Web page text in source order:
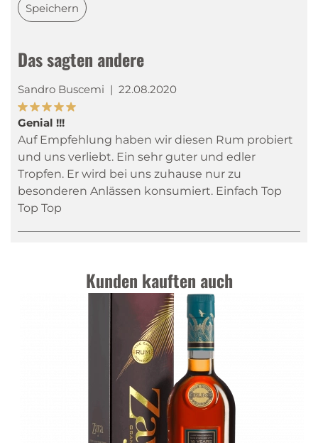
Das sagten andere
Sandro Buscemi | 22.08.2020
Genial !!!
Auf Empfehlung haben wir diesen Rum probiert
und uns verliebt. Ein sehr guter und edler
Tropfen. Er wird bei uns zuhause nur zu
besonderen Anlässen konsumiert. Einfach Top
Top Top
Speichern
Kunden kauften auch